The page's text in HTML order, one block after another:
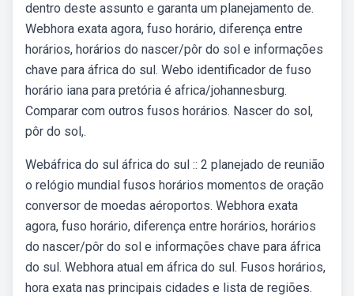
dentro deste assunto e garanta um planejamento de.
Webhora exata agora, fuso horário, diferença entre
horários, horários do nascer/pôr do sol e informações
chave para áfrica do sul. Webo identificador de fuso
horário iana para pretória é africa/johannesburg.
Comparar com outros fusos horários. Nascer do sol,
pôr do sol,.
Webáfrica do sul áfrica do sul :: 2 planejado de reunião
o relógio mundial fusos horários momentos de oração
conversor de moedas aéroportos. Webhora exata
agora, fuso horário, diferença entre horários, horários
do nascer/pôr do sol e informações chave para áfrica
do sul. Webhora atual em áfrica do sul. Fusos horários,
hora exata nas principais cidades e lista de regiões.